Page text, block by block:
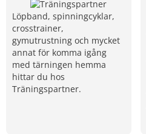
Löpband, spinningcyklar,
crosstrainer,
gymutrustning och mycket
annat för komma igång
med tärningen hemma
hittar du hos
Träningspartner.